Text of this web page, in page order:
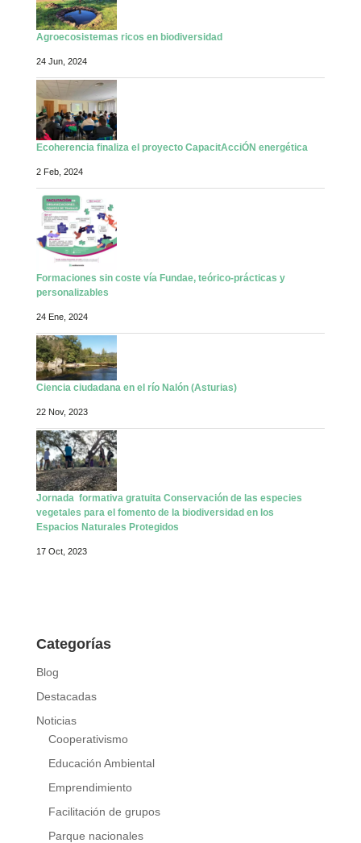
Agroecosistemas ricos en biodiversidad
24 Jun, 2024
Ecoherencia finaliza el proyecto CapacitAcciÓN energética
2 Feb, 2024
Formaciones sin coste vía Fundae, teórico-prácticas y
personalizables
24 Ene, 2024
Ciencia ciudadana en el río Nalón (Asturias)
22 Nov, 2023
Jornada formativa gratuita Conservación de las especies
vegetales para el fomento de la biodiversidad en los
Espacios Naturales Protegidos
17 Oct, 2023
Categorías
Blog
Destacadas
Noticias
Cooperativismo
Educación Ambiental
Emprendimiento
Facilitación de grupos
Parque nacionales